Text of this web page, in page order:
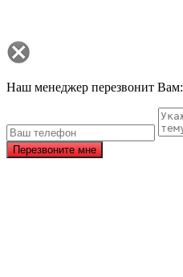
Наш менеджер перезвонит Вам:
Перезвоните мне